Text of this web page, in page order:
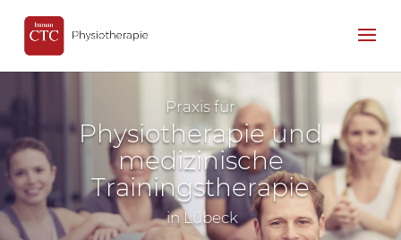
Praxis für
Physiotherapie und
medizinische
Trainingstherapie
in Lübeck